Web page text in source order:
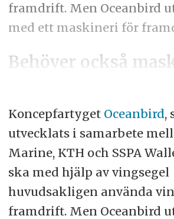
framdrift. Men Oceanbird
med ett maskineri för
Behöver också
Koncepfartyget Oceanbird,
utvecklats i samarbete
Marine, KTH och SSPA
ska med hjälp av vingsegel
huvudsakligen använda
framdrift. Men Oceanbird